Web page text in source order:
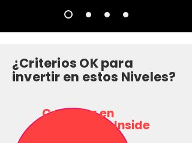
¿Criterios OK para
invertir en estos Niveles?
Consulta en
Inversionas Inside